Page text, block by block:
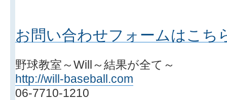
お問い合わせフォームはこち
野球教室～Will～結果が全て～
http://will-baseball.com
06-7710-1210